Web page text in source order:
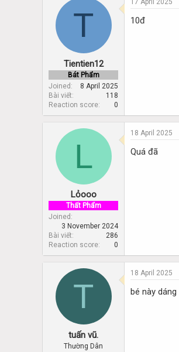
T
Tientien12
Bát Phẩm
Joined
8 April 2025
Bài viết
118
Reaction score
0
17 April 2025
10đ
L
Lỏooo
Thất Phẩm
Joined
3 November 2024
Bài viết
286
Reaction score
0
18 April 2025
Quá đã
T
tuấn vũ.
Thường Dân
18 April 2025
bé này